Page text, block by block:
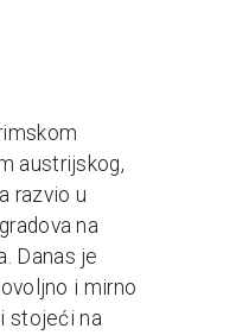
austrijskog,
razvio u
na
Danas je
i mirno
stojeći na